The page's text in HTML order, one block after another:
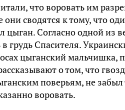
что воровать им
они сводятся к тому, что
цыган. Согласно одной
грудь Спасителя.
цыганский мальчишка,
о том, что
поверьям, не
воровать.